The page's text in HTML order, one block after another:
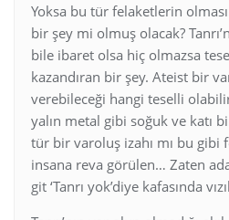
Yoksa bu tür felaketlerin
bir şey mi olmuş olacak?
bile ibaret olsa hiç olmazsa
kazandıran bir şey. Ateist bir
verebileceği hangi teselli
yalın metal gibi soğuk ve katı
tür bir varoluş izahı mı bu gibi
insana reva görülen… Zaten
git ‘Tanrı yok’diye kafasında